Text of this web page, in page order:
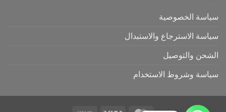
سياسة الخصوصية
سياسة الاسترجاع والاستبدال
الشحن والتوصيل
سياسة وشروط الاستخدام